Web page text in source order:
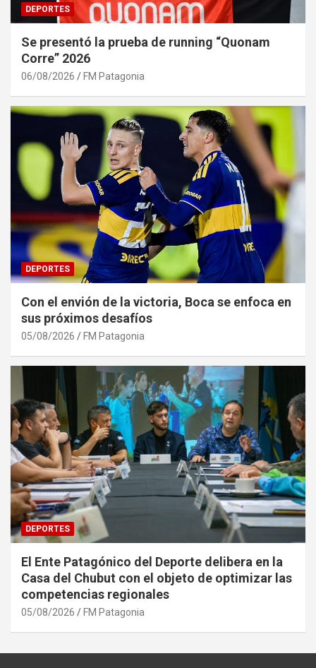
DEPORTES
Se presentó la prueba de running “Quonam
Corre” 2026
06/08/2026 FM Patagonia
DEPORTES
Con el envión de la victoria, Boca se enfoca en
sus próximos desafíos
05/08/2026 FM Patagonia
DEPORTES
El Ente Patagónico del Deporte delibera en la
Casa del Chubut con el objeto de optimizar las
competencias regionales
05/08/2026 FM Patagonia